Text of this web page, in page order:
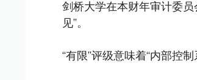
剑桥大学在本财年审计委
见”。
“有限”评级意味着“内部控